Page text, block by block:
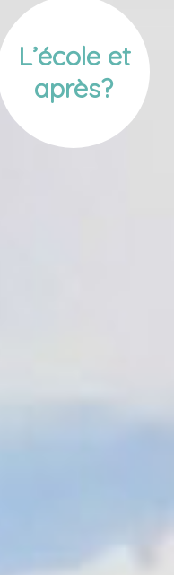
L’école et
après?